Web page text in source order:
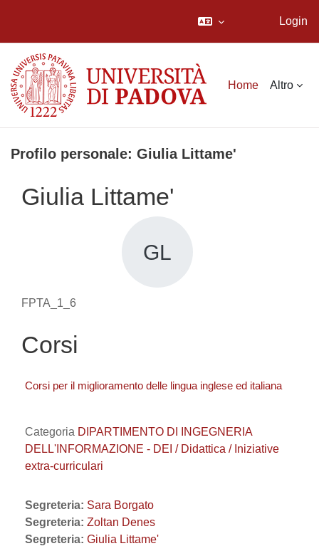
Login
Home Altro
Profilo personale: Giulia Littame'
Giulia Littame'
GL
FPTA_1_6
Corsi
Corsi per il miglioramento delle lingua inglese ed italiana
Categoria DIPARTIMENTO DI INGEGNERIA
DELL'INFORMAZIONE - DEI / Didattica / Iniziative
extra-curriculari
Segreteria: Sara Borgato
Segreteria: Zoltan Denes
Segreteria: Giulia Littame'